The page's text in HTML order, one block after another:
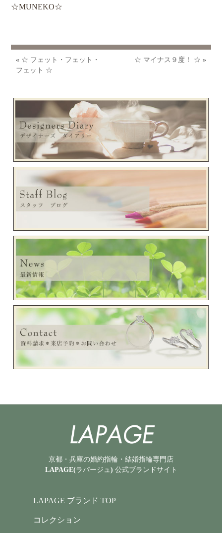
☆MUNEKO☆
« ☆ フェット・フェット・
フェット ☆
☆ マイナス９度！ ☆ »
京都・兵庫の婚約指輪・結婚指輪専門店
LAPAGE(ラパージュ) 公式ブランドサイト
LAPAGE ブランド TOP
コレクション